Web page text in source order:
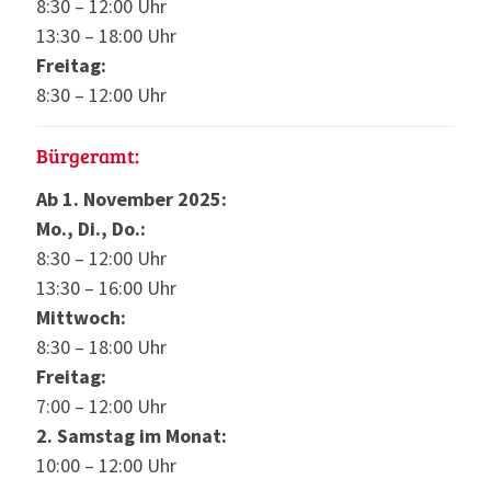
8:30 – 12:00 Uhr
13:30 – 18:00 Uhr
Freitag:
8:30 – 12:00 Uhr
Bürgeramt:
Ab 1. November 2025:
Mo., Di., Do.:
8:30 – 12:00 Uhr
13:30 – 16:00 Uhr
Mittwoch:
8:30 – 18:00 Uhr
Freitag:
7:00 – 12:00 Uhr
2. Samstag im Monat:
10:00 – 12:00 Uhr